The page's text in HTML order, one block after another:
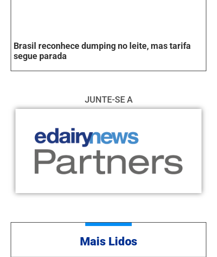
Brasil reconhece dumping no leite, mas tarifa
segue parada
JUNTE-SE A
Mais Lidos